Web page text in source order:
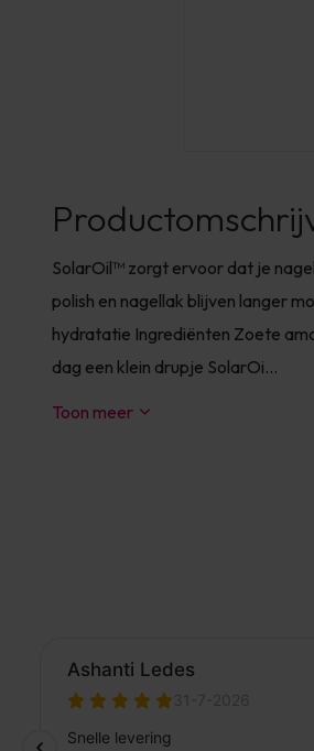
SolarOil™ zorgt ervoor dat je
polish en nagellak blijven langer
hydratatie Ingrediënten Zoete
dag een klein drupje SolarOi...
Toon meer